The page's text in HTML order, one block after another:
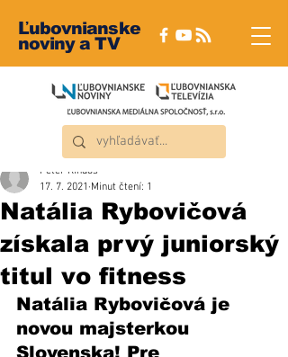
Ľubovnianske
noviny a TV
Natália Rybovičová
získala prvý juniorský
titul vo fitness
Peter Rindoš
17. 7. 2021 Minut čtení: 1
Natália Rybovičová je
novou majsterkou
Slovenska! Pre